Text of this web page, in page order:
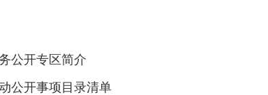
公开专区简介
公开事项目录清单